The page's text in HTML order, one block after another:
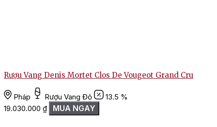
Rượu Vang Denis Mortet Clos De Vougeot Grand Cru
Pháp Rượu Vang Đỏ
13.5 %
19.030.000 ₫ MUA NGAY